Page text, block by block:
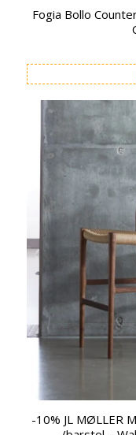
Fogia Bollo
-10% JL MØLLER